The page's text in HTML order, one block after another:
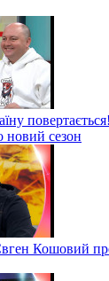
новий сезон
Кошовий